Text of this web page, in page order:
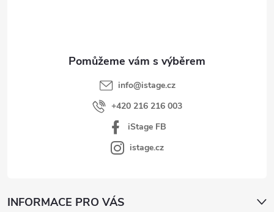
info@istage.cz
+420 216 216 003
iStage FB
istage.cz
INFORMACE PRO VÁS